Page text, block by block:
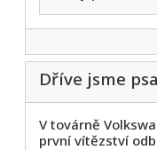
Dříve jsme
V továrně
první vítězství